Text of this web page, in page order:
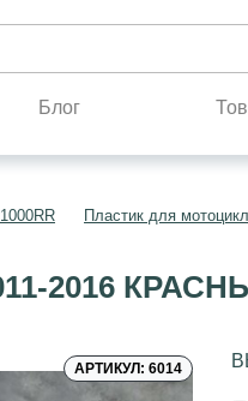
Блог
Пластик для
2016
АРТИКУЛ: 6014